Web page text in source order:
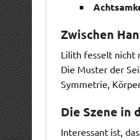
Zwischen
Lilith fesselt nicht
Die Muster der
Symmetrie,
Die Szene in
Interessant ist,